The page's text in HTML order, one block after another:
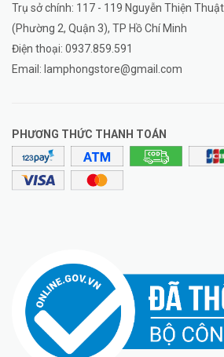
Trụ sở chính: 117 - 119 Nguyễn Thiện
(Phường 2, Quận 3), TP Hồ Chí Minh
Điện thoại: 0937.859.591
Email: lamphongstore@gmail.com
PHƯƠNG THỨC THANH TOÁN